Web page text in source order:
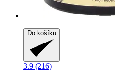
Do košíku
3.9 (216)